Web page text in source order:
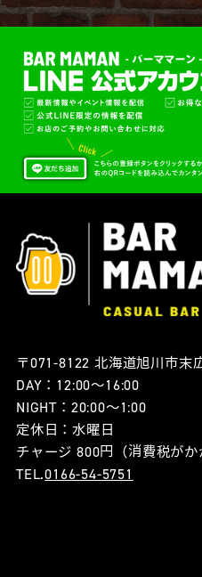
〒071-8122 北海道旭川市末
DAY：12:00〜16:00
NIGHT：20:00〜1:00
定休日：水曜日
チャージ 800円（消費税がか
TEL.0166-54-5751